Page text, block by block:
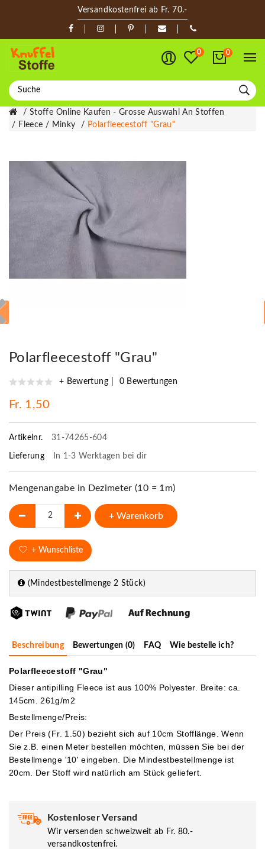
Versandkostenfrei ab Fr. 70.-
0 0
Stoffe Online Kaufen - Grosse Auswahl An Stoffen
Fleece / Minky
Polarfleecestoff "Grau"
Polarfleecestoff "Grau"
+ Bewertung 0 Bewertungen
Fr. 1,50
Artikelnr. 31-74265-604
Lieferung In 1-3 Werktagen bei dir
Mengenangabe in Dezimeter (10 = 1m)
+ Warenkorb
+ Wunschliste
(Mindestbestellmenge 2 Stück)
Beschreibung Bewertungen (0) FAQ Wie bestelle ich?
Polarfleecestoff "Grau"
Dieser antipilling Fleece ist aus 100% Polyester. Breite: ca.
145cm. 261g/m2
Bestellmenge/Preis:
Der Preis (Fr. 1.50) bezieht sich auf 10cm Stofflänge. Wenn
Sie z.B. einen Meter bestellen möchten, müssen Sie bei der
Bestellmenge '10' eingeben. Die Mindestbestellmenge ist
20cm. Der Stoff wird natürlich am Stück geliefert.
Kostenloser Versand
Wir versenden schweizweit ab Fr. 80.-
versandkostenfrei.